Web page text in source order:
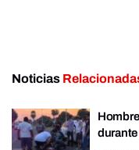
Noticias
durante